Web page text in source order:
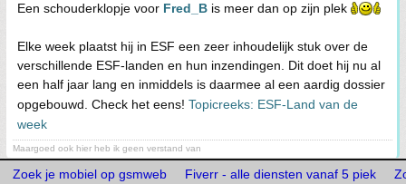
Een schouderklopje voor Fred_B is meer dan op zijn plek
Elke week plaatst hij in ESF een zeer inhoudelijk stuk over de
verschillende ESF-landen en hun inzendingen. Dit doet hij nu al
een half jaar lang en inmiddels is daarmee al een aardig dossier
opgebouwd. Check het eens! Topicreeks: ESF-Land van de
week
Maargoed ook hier heb ik geen verstand van
Zoek je mobiel op gsmweb Fiverr - alle diensten vanaf 5 piek